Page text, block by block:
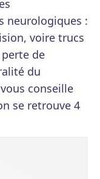
neurologiques :
voire trucs
de
du
conseille
se retrouve 4